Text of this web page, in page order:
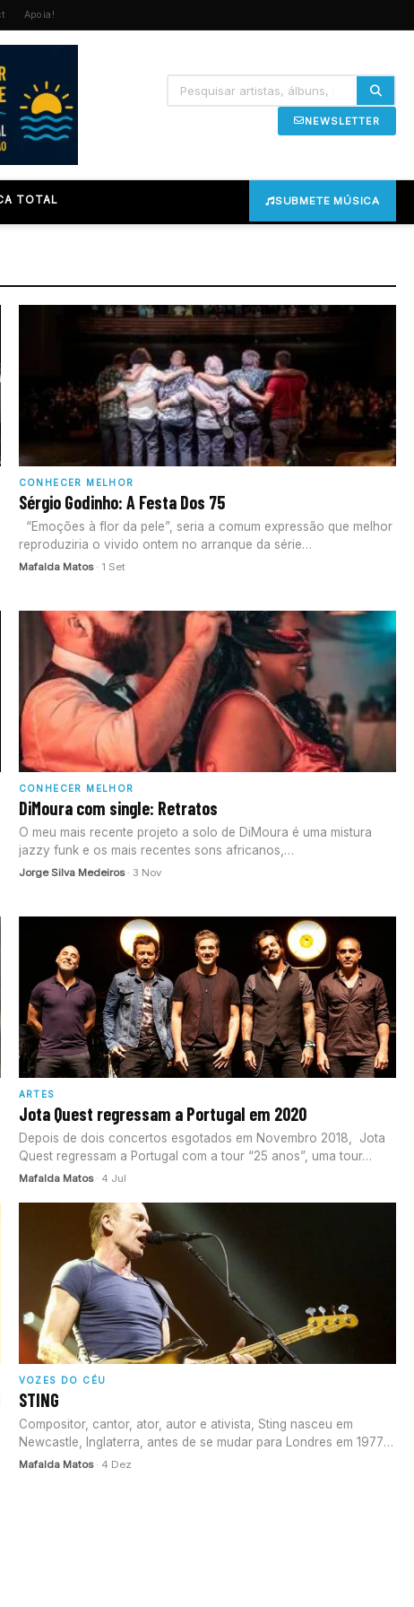
Apoia!
NEWSLETTER
TOTAL SUBMETE MÚSICA
CONHECER MELHOR
Sérgio Godinho: A Festa Dos 75
“Emoções à flor da pele”, seria a comum expressão que melhor
reproduziria o vivido ontem no arranque da série…
Mafalda Matos· 1 Set
CONHECER MELHOR
DiMoura com single: Retratos
O meu mais recente projeto a solo de DiMoura é uma mistura
jazzy funk e os mais recentes sons africanos,…
Jorge Silva Medeiros· 3 Nov
ARTES
Jota Quest regressam a Portugal em 2020
Depois de dois concertos esgotados em Novembro 2018, Jota
Quest regressam a Portugal com a tour “25 anos”, uma tour…
Mafalda Matos· 4 Jul
VOZES DO CÉU
STING
Compositor, cantor, ator, autor e ativista, Sting nasceu em
Newcastle, Inglaterra, antes de se mudar para Londres em 1977
para…
Mafalda Matos· 4 Dez